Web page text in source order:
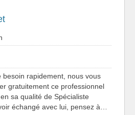
besoin rapidement, nous vous
gratuitement ce professionnel
sa qualité de Spécialiste
échangé avec lui, pensez à…